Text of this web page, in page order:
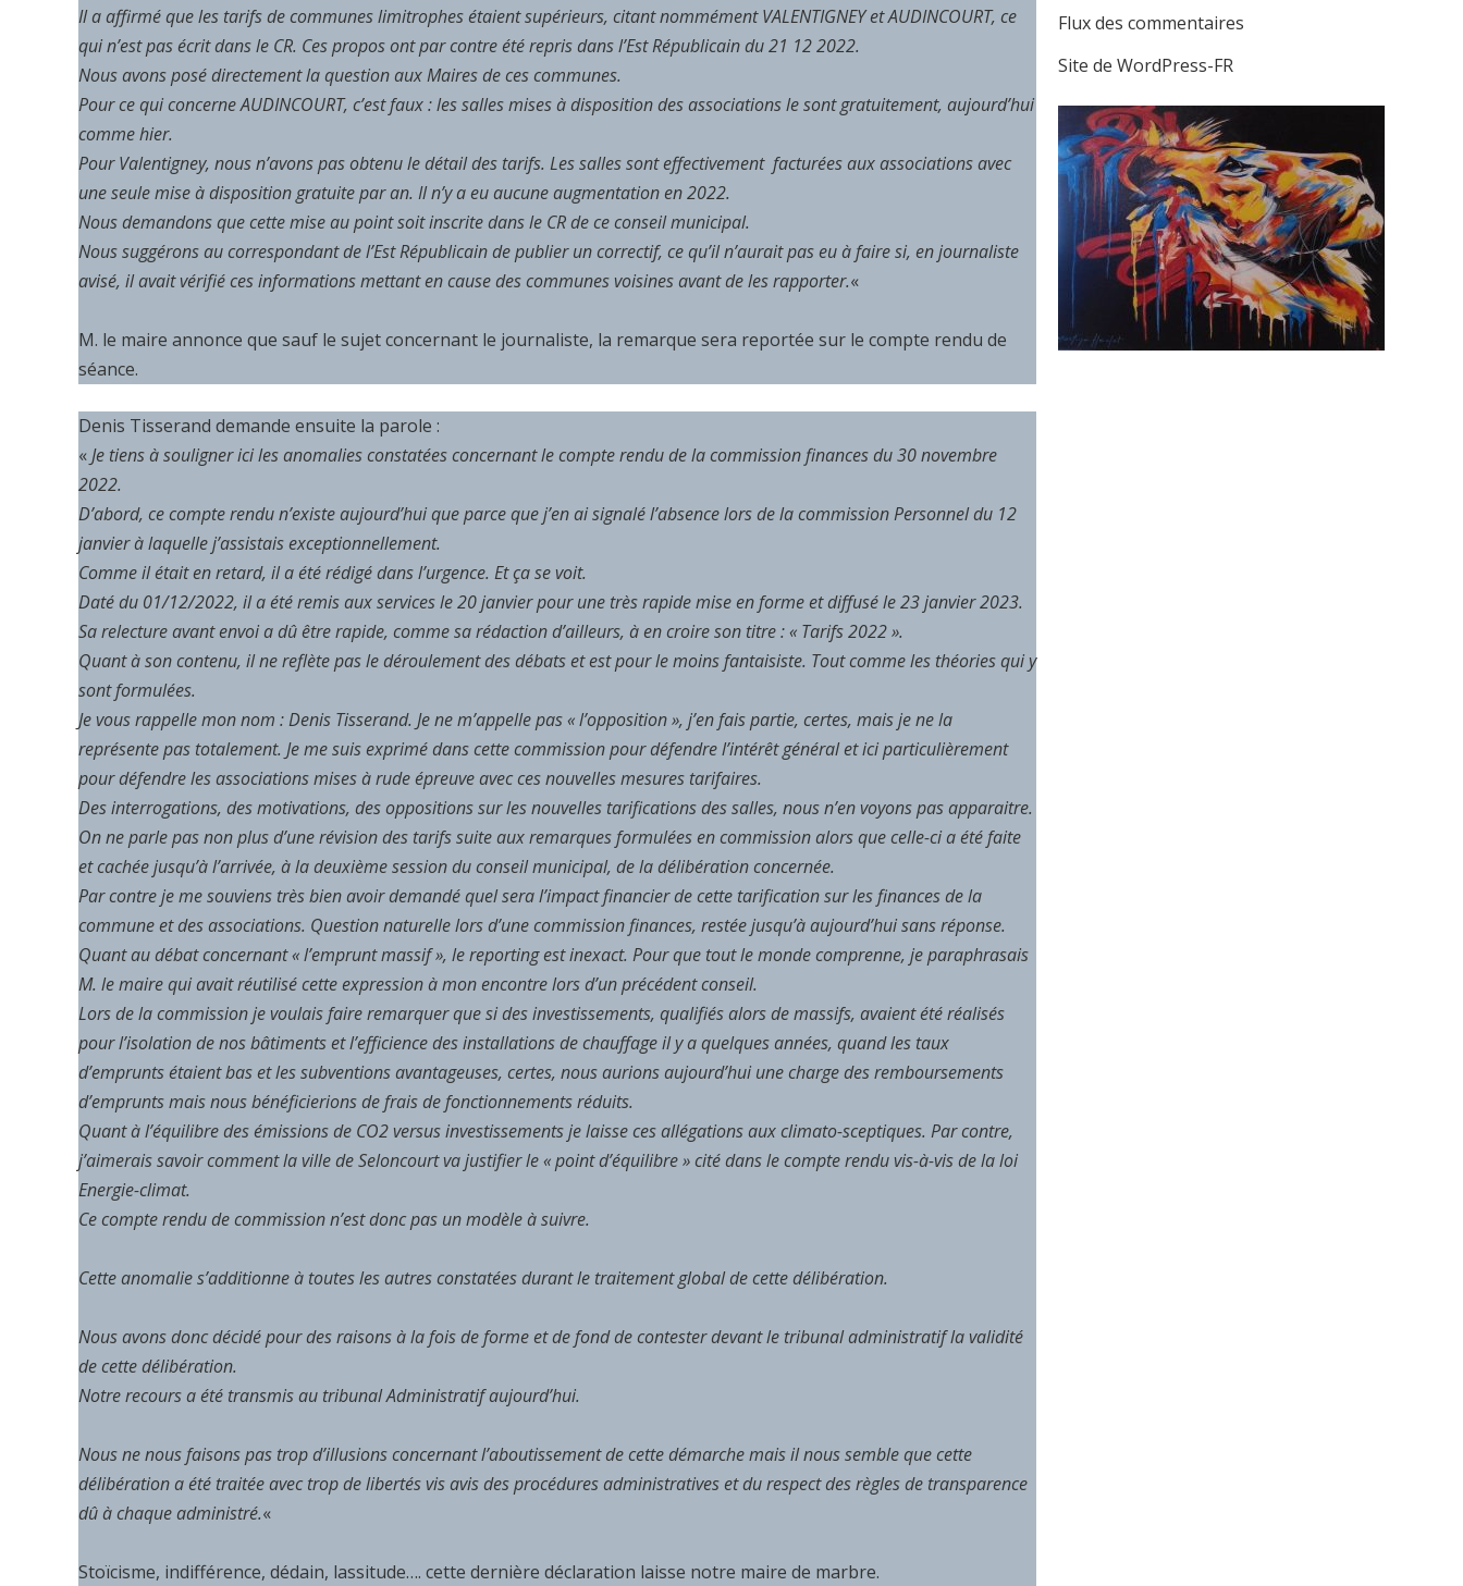
Il a affirmé que les tarifs de communes limitrophes étaient supérieurs, citant nommément VALENTIGNEY et AUDINCOURT, ce
qui n’est pas écrit dans le CR. Ces propos ont par contre été repris dans l’Est Républicain du 21 12 2022.
Nous avons posé directement la question aux Maires de ces communes.
Pour ce qui concerne AUDINCOURT, c’est faux : les salles mises à disposition des associations le sont gratuitement, aujourd’hui
comme hier.
Pour Valentigney, nous n’avons pas obtenu le détail des tarifs. Les salles sont effectivement facturées aux associations avec
une seule mise à disposition gratuite par an. Il n’y a eu aucune augmentation en 2022.
Nous demandons que cette mise au point soit inscrite dans le CR de ce conseil municipal.
Nous suggérons au correspondant de l’Est Républicain de publier un correctif, ce qu’il n’aurait pas eu à faire si, en journaliste
avisé, il avait vérifié ces informations mettant en cause des communes voisines avant de les rapporter.«
M. le maire annonce que sauf le sujet concernant le journaliste, la remarque sera reportée sur le compte rendu de
séance.
Denis Tisserand demande ensuite la parole :
«Je tiens à souligner ici les anomalies constatées concernant le compte rendu de la commission finances du 30 novembre
2022.
D’abord, ce compte rendu n’existe aujourd’hui que parce que j’en ai signalé l’absence lors de la commission Personnel du 12
janvier à laquelle j’assistais exceptionnellement.
Comme il était en retard, il a été rédigé dans l’urgence. Et ça se voit.
Daté du 01/12/2022, il a été remis aux services le 20 janvier pour une très rapide mise en forme et diffusé le 23 janvier 2023.
Sa relecture avant envoi a dû être rapide, comme sa rédaction d’ailleurs, à en croire son titre : « Tarifs 2022 ».
Quant à son contenu, il ne reflète pas le déroulement des débats et est pour le moins fantaisiste. Tout comme les théories qui y
sont formulées.
Je vous rappelle mon nom : Denis Tisserand. Je ne m’appelle pas « l’opposition », j’en fais partie, certes, mais je ne la
représente pas totalement. Je me suis exprimé dans cette commission pour défendre l’intérêt général et ici particulièrement
pour défendre les associations mises à rude épreuve avec ces nouvelles mesures tarifaires.
Des interrogations, des motivations, des oppositions sur les nouvelles tarifications des salles, nous n’en voyons pas apparaitre.
On ne parle pas non plus d’une révision des tarifs suite aux remarques formulées en commission alors que celle-ci a été faite
et cachée jusqu’à l’arrivée, à la deuxième session du conseil municipal, de la délibération concernée.
Par contre je me souviens très bien avoir demandé quel sera l’impact financier de cette tarification sur les finances de la
commune et des associations. Question naturelle lors d’une commission finances, restée jusqu’à aujourd’hui sans réponse.
Quant au débat concernant « l’emprunt massif », le reporting est inexact. Pour que tout le monde comprenne, je paraphrasais
M. le maire qui avait réutilisé cette expression à mon encontre lors d’un précédent conseil.
Lors de la commission je voulais faire remarquer que si des investissements, qualifiés alors de massifs, avaient été réalisés
pour l’isolation de nos bâtiments et l’efficience des installations de chauffage il y a quelques années, quand les taux
d’emprunts étaient bas et les subventions avantageuses, certes, nous aurions aujourd’hui une charge des remboursements
d’emprunts mais nous bénéficierions de frais de fonctionnements réduits.
Quant à l’équilibre des émissions de CO2 versus investissements je laisse ces allégations aux climato-sceptiques. Par contre,
j’aimerais savoir comment la ville de Seloncourt va justifier le « point d’équilibre » cité dans le compte rendu vis-à-vis de la loi
Energie-climat.
Ce compte rendu de commission n’est donc pas un modèle à suivre.
Cette anomalie s’additionne à toutes les autres constatées durant le traitement global de cette délibération.
Nous avons donc décidé pour des raisons à la fois de forme et de fond de contester devant le tribunal administratif la validité
de cette délibération.
Notre recours a été transmis au tribunal Administratif aujourd’hui.
Nous ne nous faisons pas trop d’illusions concernant l’aboutissement de cette démarche mais il nous semble que cette
délibération a été traitée avec trop de libertés vis avis des procédures administratives et du respect des règles de transparence
dû à chaque administré.«
Stoïcisme, indifférence, dédain, lassitude…. cette dernière déclaration laisse notre maire de marbre.
Flux des commentaires
Site de WordPress-FR